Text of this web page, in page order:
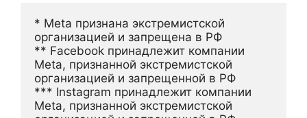
* Meta признана экстремистской
организацией и запрещена в РФ
** Facebook принадлежит компании
Meta, признанной экстремистской
организацией и запрещенной в РФ
*** Instagram принадлежит компании
Meta, признанной экстремистской